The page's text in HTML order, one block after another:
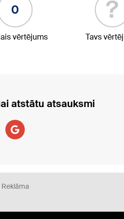
0
vērtējums
?
Tavs
atstātu atsauksmi
Reklāma